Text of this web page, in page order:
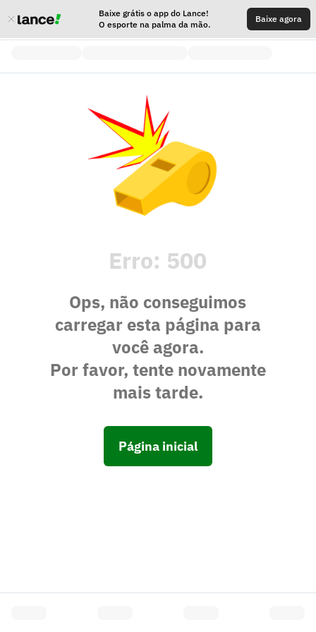
Baixe grátis o app do Lance!
O esporte na palma da mão.
Baixe agora
Erro: 500
Ops, não conseguimos
carregar esta página para
você agora.
Por favor, tente novamente
mais tarde.
Página inicial